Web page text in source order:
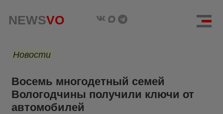
NEWSVO
Новости
Восемь многодетный семей
Вологодчины получили ключи от
автомобилей